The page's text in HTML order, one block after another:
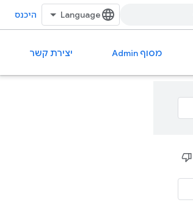
היכנס
מסוף Admin יצירת קשר